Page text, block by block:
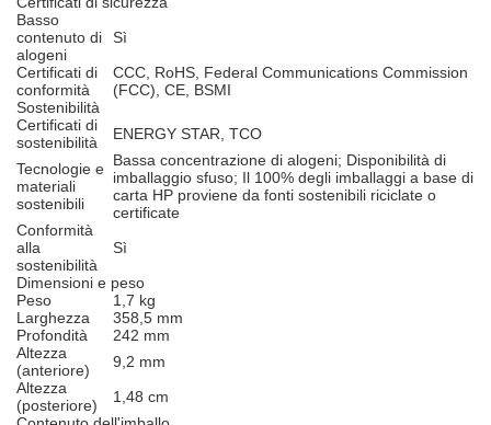
Basso
contenuto di
alogeni
Sì
Certificati di
conformità
CCC, RoHS, Federal Communications Commission
(FCC), CE, BSMI
Sostenibilità
Certificati di
sostenibilità
ENERGY STAR, TCO
Tecnologie e
materiali
sostenibili
Bassa concentrazione di alogeni; Disponibilità di
imballaggio sfuso; Il 100% degli imballaggi a base di
carta HP proviene da fonti sostenibili riciclate o
certificate
Conformità
alla
sostenibilità
Sì
Dimensioni e peso
Peso
1,7 kg
Larghezza
358,5 mm
Profondità
242 mm
Altezza
(anteriore)
9,2 mm
Altezza
(posteriore)
1,48 cm